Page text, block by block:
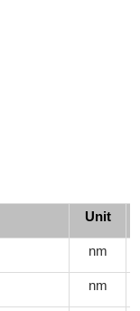
Unit
nm
nm